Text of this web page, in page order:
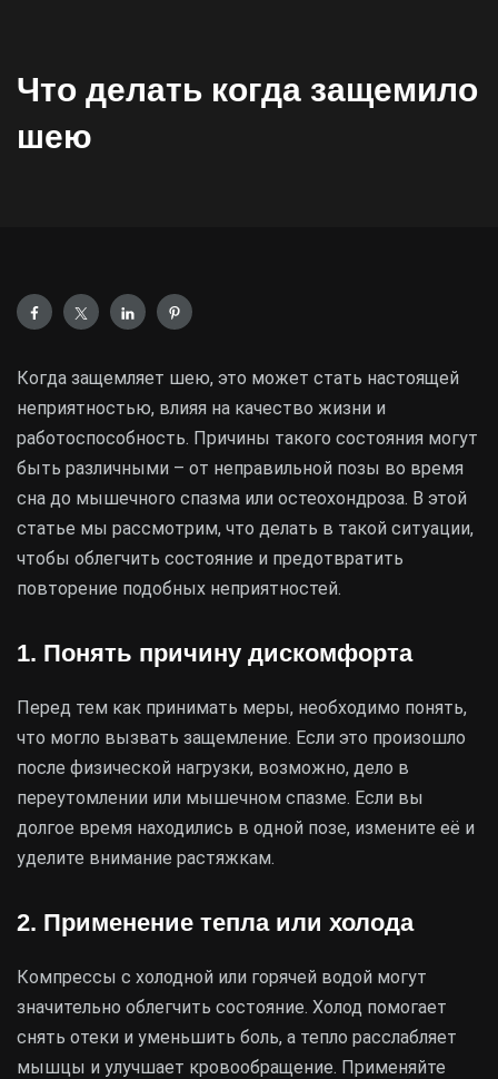
Что делать когда защемило
шею
Когда защемляет шею, это может стать настоящей
неприятностью, влияя на качество жизни и
работоспособность. Причины такого состояния могут
быть различными – от неправильной позы во время
сна до мышечного спазма или остеохондроза. В этой
статье мы рассмотрим, что делать в такой ситуации,
чтобы облегчить состояние и предотвратить
повторение подобных неприятностей.
1. Понять причину дискомфорта
Перед тем как принимать меры, необходимо понять,
что могло вызвать защемление. Если это произошло
после физической нагрузки, возможно, дело в
переутомлении или мышечном спазме. Если вы
долгое время находились в одной позе, измените её и
уделите внимание растяжкам.
2. Применение тепла или холода
Компрессы с холодной или горячей водой могут
значительно облегчить состояние. Холод помогает
снять отеки и уменьшить боль, а тепло расслабляет
мышцы и улучшает кровообращение. Применяйте